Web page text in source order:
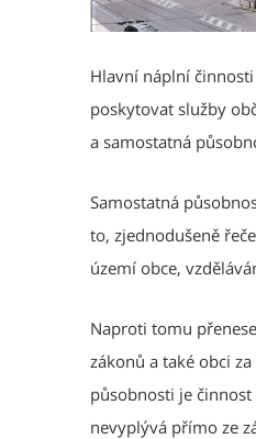
Hlavní náplní
poskytovat služby
a samostatná
Samostatná
to, zjednodušeně
území obce,
Naproti tomu
zákonů a také obci
působnosti je
nevyplývá přímo ze